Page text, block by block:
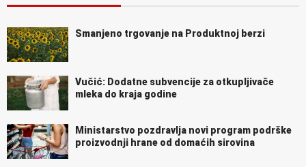
Smanjeno trgovanje na Produktnoj berzi
Vučić: Dodatne subvencije za otkupljivače
mleka do kraja godine
Ministarstvo pozdravlja novi program podrške
proizvodnji hrane od domaćih sirovina